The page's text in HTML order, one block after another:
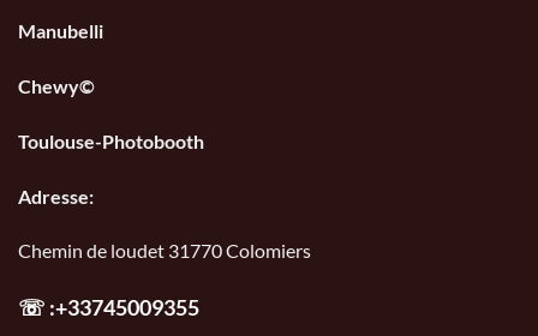
Manubelli
Chewy©
Toulouse-Photobooth
Adresse:
Chemin de loudet 31770 Colomiers
☏ :+33745009355